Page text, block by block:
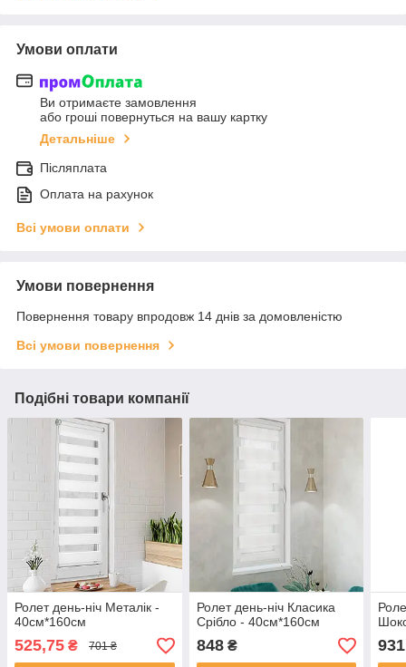
Умови оплати
Ви отримаєте замовлення
або гроші повернуться на вашу картку
Детальніше
Післяплата
Оплата на рахунок
Всі умови оплати
Умови повернення
Повернення товару впродовж 14 днів за домовленістю
Всі умови повернення
Подібні товари компанії
Ролет день-ніч Металік -
40см*160см
525,75 ₴ 701 ₴
Ролет день-ніч Класика
Срібло - 40см*160см
848₴ 931